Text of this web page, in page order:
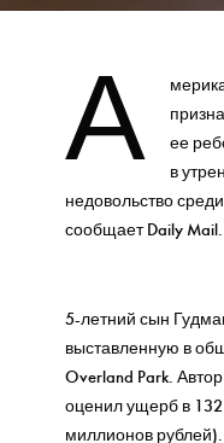
А
ее
в
недовольство
сообщает Daily Mail.
5-летний сын
выставленную в
Overland Park.
оценил ущерб в
миллионов рублей).